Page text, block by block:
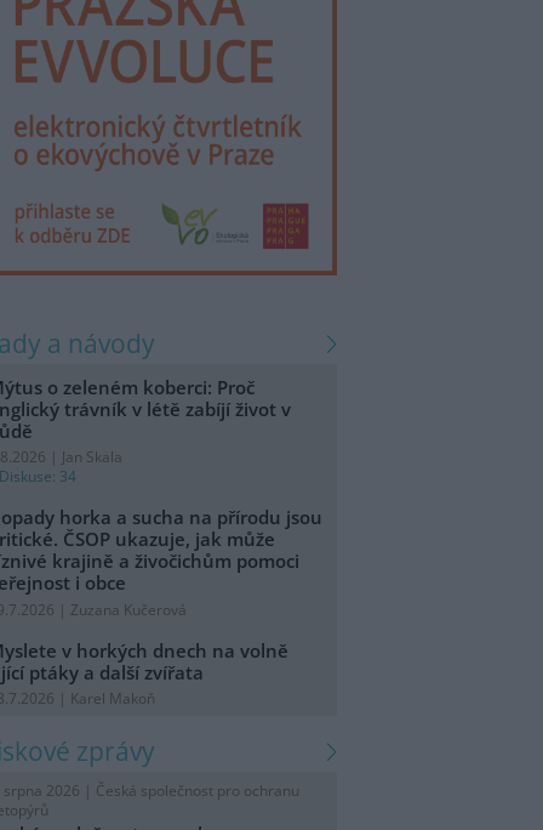
a návody
o zeleném koberci: Proč
trávník v létě zabíjí život v
| Jan Skala
Diskuse: 34
horka a sucha na přírodu jsou
ČSOP ukazuje, jak může
krajině a živočichům pomoci
i obce
| Zuzana Kučerová
v horkých dnech na volně
ptáky a další zvířata
| Karel Makoň
zprávy
srpna 2026 | Česká společnost pro ochranu